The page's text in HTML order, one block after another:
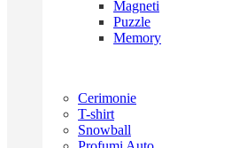
Magneti
Puzzle
Memory
Cerimonie
T-shirt
Snowball